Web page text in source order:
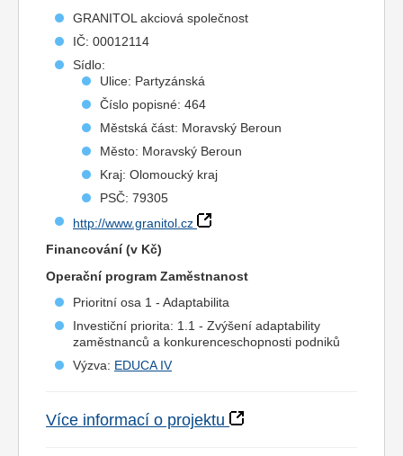
GRANITOL akciová společnost
IČ: 00012114
Sídlo:
Ulice: Partyzánská
Číslo popisné: 464
Městská část: Moravský Beroun
Město: Moravský Beroun
Kraj: Olomoucký kraj
PSČ: 79305
http://www.granitol.cz
Financování (v Kč)
Operační program Zaměstnanost
Prioritní osa 1 - Adaptabilita
Investiční priorita: 1.1 - Zvýšení adaptability
zaměstnanců a konkurenceschopnosti podniků
Výzva: EDUCA IV
Více informací o projektu